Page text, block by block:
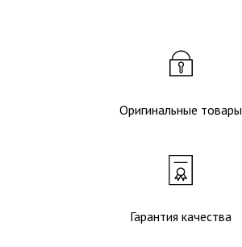
Оригинальные товары
Гарантия качества